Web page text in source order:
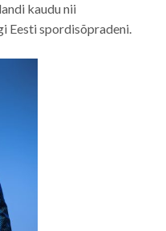
kaudu nii
Eesti spordisõpradeni.